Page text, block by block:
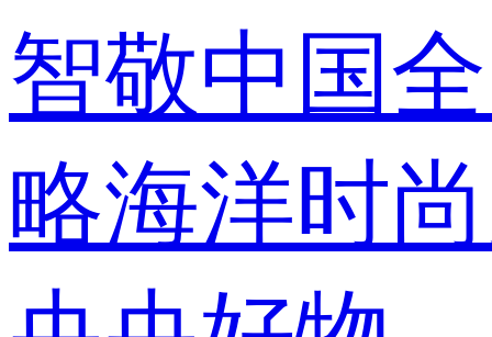
智敬中国
略海洋时尚